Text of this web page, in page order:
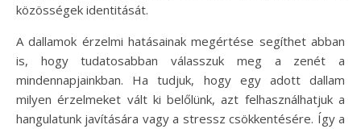
közösségek identitását.
A dallamok érzelmi hatásainak megértése segíthet abban
is, hogy tudatosabban válasszuk meg a zenét a
mindennapjainkban. Ha tudjuk, hogy egy adott dallam
milyen érzelmeket vált ki belőlünk, azt felhasználhatjuk a
hangulatunk javítására vagy a stressz csökkentésére. Így a